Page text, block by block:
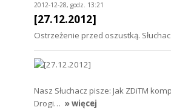
2012-12-28, godz. 13:21
[27.12.2012]
Ostrzeżenie przed oszustką.
Nasz Słuchacz pisze: Jak ZDiTM
Drogi… » więcej